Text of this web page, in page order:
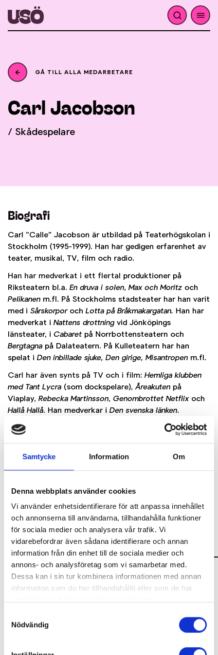
Samtycke Information Om
Denna webbplats använder cookies
Vi använder enhetsidentifierare för att anpassa innehållet
och annonserna till användarna, tillhandahålla funktioner
för sociala medier och analysera vår trafik. Vi
vidarebefordrar även sådana identifierare och annan
information från din enhet till de sociala medier och
annons- och analysföretag som vi samarbetar med.
Dessa kan i sin tur kombinera informationen med annan
information som du har tillhandahållit eller som de har
Du kan när som helst ändra ditt val. För att återkalla eller
ändra ditt samtycke klickar du på den runda symbolen
Nödvändig
GÅ TILL ALLA MEDARBETARE
Carl Jacobson
/ Skådespelare
Biografi
Carl ”Calle” Jacobson är utbildad på Teaterhögskolan i
Stockholm (1995-1999). Han har gedigen erfarenhet av
teater, musikal, TV, film och radio.
Han har medverkat i ett flertal produktioner på
Riksteatern bl.a. En druva i solen, Max och Moritz och
Pelikanen m.fl. På Stockholms stadsteater har han varit
med i Sårskorpor och Lotta på Bråkmakargatan. Han har
medverkat i Nattens drottning vid Jönköpings
länsteater, i Cabaret på Norrbottensteatern och
Bergtagna på Dalateatern. På Kulleteatern har han
spelat i Den inbillade sjuke, Den girige, Misantropen m.fl.
Carl har även synts på TV och i film: Hemliga klubben
med Tant Lycra (som dockspelare),Åreakuten på
Viaplay, Rebecka Martinsson, Genombrottet Netflix och
Hallå Hallå. Han medverkar i Den svenska länken.
Han har hörts i många barnradioproduktioner för UR,
Carl medverkade iHjälp, dom kommer!på Ung Scen Öst
Föreställningar